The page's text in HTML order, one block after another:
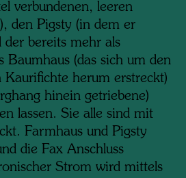
verbundenen, leeren
den Pigsty (in dem er
der bereits mehr als
Baumhaus (das sich um den
herum erstreckt)
hinein getriebene)
lassen. Sie alle sind mit
Farmhaus und Pigsty
die Fax Anschluss
Strom wird mittels